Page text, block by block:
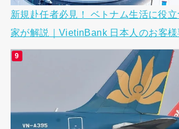
新規赴任者必見！ ベトナム生活に役
家が解説｜VietinBank 日本人のお客様